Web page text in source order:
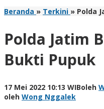
Beranda » Terkini » Polda
Polda Jatim
Bukti Pupuk
17 Mei 2022 10:13 WIBoleh
oleh Wong Nggalek